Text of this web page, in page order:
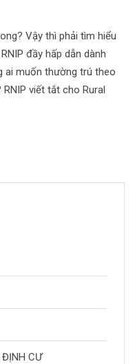
Vậy thì phải tìm hiểu
đầy hấp dẫn dành
ai muốn thường trú theo
RNIP viết tắt cho Rural
CƯ